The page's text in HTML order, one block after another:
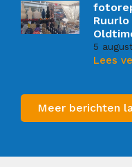
5
Lees
Meer berichten